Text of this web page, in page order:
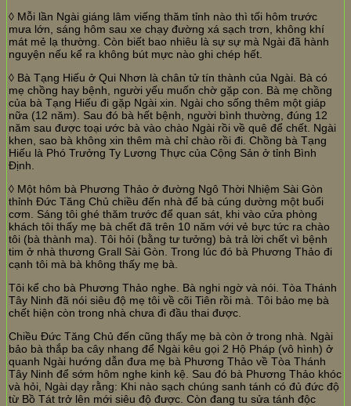
◊ Mỗi lần Ngài giáng lâm viếng thăm tỉnh nào thì tối hôm trước
mưa lớn, sáng hôm sau xe chạy đường xá sạch trơn, không khí
mát mẻ lạ thường. Còn biết bao nhiêu là sự sự mà Ngài đã hành
nguyện nếu kể ra không bút mực nào ghi chép hết.
◊ Bà Tạng Hiếu ở Qui Nhơn là chân tử tín thành của Ngài. Bà có
mẹ chồng hay bệnh, người yếu muốn chờ gặp con. Bà mẹ chồng
của bà Tạng Hiếu đi gặp Ngài xin. Ngài cho sống thêm một giáp
nữa (12 năm). Sau đó bà hết bệnh, người bình thường, đúng 12
năm sau được toại ước bà vào chào Ngài rồi về quê để chết. Ngài
khen, sao bà không xin thêm mà chỉ chào rồi đi. Chồng bà Tạng
Hiếu là Phó Trưởng Ty Lương Thực của Cộng Sản ở tỉnh Bình
Định.
◊ Một hôm bà Phương Thảo ở đường Ngô Thời Nhiệm Sài Gòn
thỉnh Đức Tăng Chủ chiều đến nhà để bà cúng dường một buổi
cơm. Sáng tôi ghé thăm trước để quan sát, khi vào cửa phòng
khách tôi thấy mẹ bà chết đã trên 10 năm với vẻ bực tức ra chào
tôi (bà thành ma). Tôi hỏi (bằng tư tưởng) bà trả lời chết vì bệnh
tim ở nhà thương Grall Sài Gòn. Trong lúc đó bà Phương Thảo đi
cạnh tôi mà bà không thấy mẹ bà.
Tôi kể cho bà Phương Thảo nghe. Bà nghi ngờ và nói. Tòa Thánh
Tây Ninh đã nói siêu độ mẹ tôi về cõi Tiên rồi mà. Tôi bảo mẹ bà
chết hiện còn trong nhà chưa đi đầu thai được.
Chiều Đức Tăng Chủ đến cũng thấy mẹ bà còn ở trong nhà. Ngài
bảo bà thắp ba cây nhang để Ngài kêu gọi 2 Hộ Pháp (vô hình) ở
quanh Ngài hướng dẫn đưa mẹ bà Phương Thảo về Tòa Thánh
Tây Ninh để sớm hôm nghe kinh kệ. Sau đó bà Phương Thảo khóc
và hỏi, Ngài dạy rằng: Khi nào sạch chúng sanh tánh có đủ đức độ
từ Bồ Tát trở lên mới siêu độ được. Còn đang tu sửa tánh độc